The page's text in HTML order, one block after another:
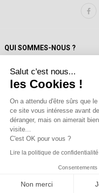
QUI SOMMES-NOUS ?
Mentions Légales
Politique de confidentialité
A propos de
Fondateur et auteur / Yves
Les auteur.trices
Contact
Salut c'est nous...
les Cookies !
On a attendu d'être sûrs que
ce site vous intéresse avant
déranger, mais on aimerait
visite...
C'est OK pour vous ?
Lire la politique de confidentialité
Non merci